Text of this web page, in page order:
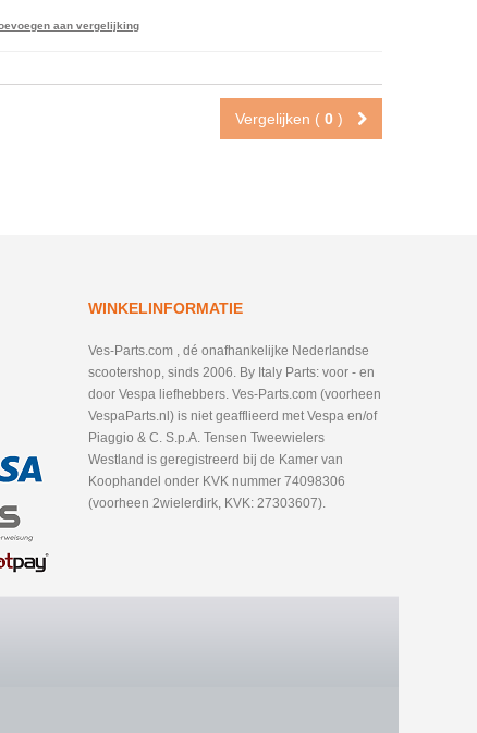
aan vergelijking
Vergelijken ( 0 )
WINKELINFORMATIE
Ves-Parts.com , dé onafhankelijke Nederlandse
scootershop, sinds 2006. By Italy Parts: voor - en
door Vespa liefhebbers. Ves-Parts.com (voorheen
VespaParts.nl) is niet geafflieerd met Vespa en/of
Piaggio & C. S.p.A. Tensen Tweewielers
Westland is geregistreerd bij de Kamer van
Koophandel onder KVK nummer 74098306
(voorheen 2wielerdirk, KVK: 27303607).